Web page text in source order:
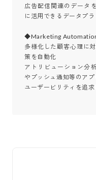
広告配信関連のデータ
に活用できるデータプ
◆Marketing
多様化した顧客心理に
策を自動化
アトリビューション分
やプッシュ通知等のア
ユーザービリティを追